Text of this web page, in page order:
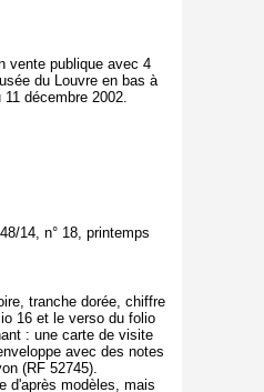
vente publique avec 4
du Louvre en bas à
décembre 2002.
14, n° 18, printemps
tranche dorée, chiffre
16 et le verso du folio
: une carte de visite
avec des notes
(RF 52745).
d'après modèles, mais